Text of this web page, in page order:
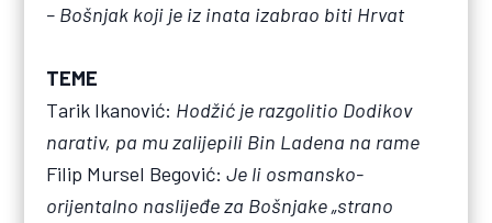
– Bošnjak koji je iz inata izabrao biti Hrvat
TEME
Tarik Ikanović: Hodžić je razgolitio Dodikov
narativ, pa mu zalijepili Bin Ladena na rame
Filip Mursel Begović:Je li osmansko-
orijentalno naslijeđe za Bošnjake „strano